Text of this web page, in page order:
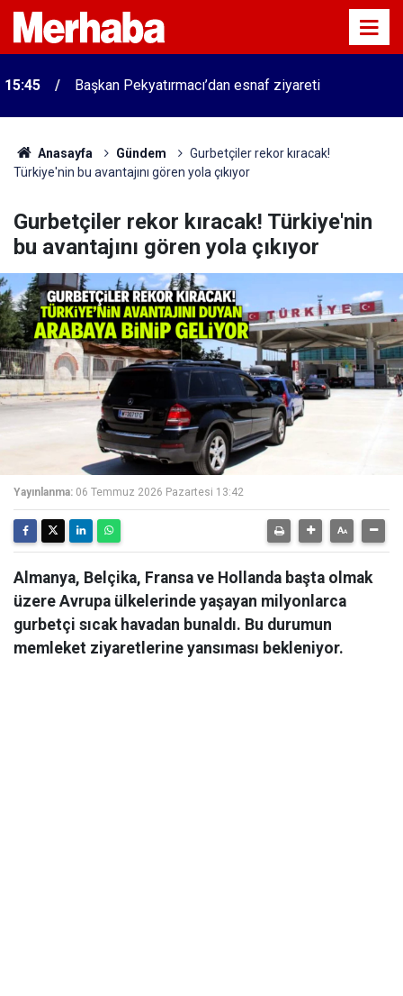
15:45 Başkan Pekyatırmacı’dan esnaf ziyareti
Anasayfa Gündem
Gurbetçiler rekor kıracak!
Türkiye'nin bu avantajını gören yola çıkıyor
Gurbetçiler rekor kıracak! Türkiye'nin
bu avantajını gören yola çıkıyor
Yayınlanma: 06 Temmuz 2026 Pazartesi 13:42
Almanya, Belçika, Fransa ve Hollanda başta olmak
üzere Avrupa ülkelerinde yaşayan milyonlarca
gurbetçi sıcak havadan bunaldı. Bu durumun
memleket ziyaretlerine yansıması bekleniyor.